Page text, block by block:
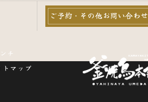
ご予約・その他お問い合わせ
チ
トマップ